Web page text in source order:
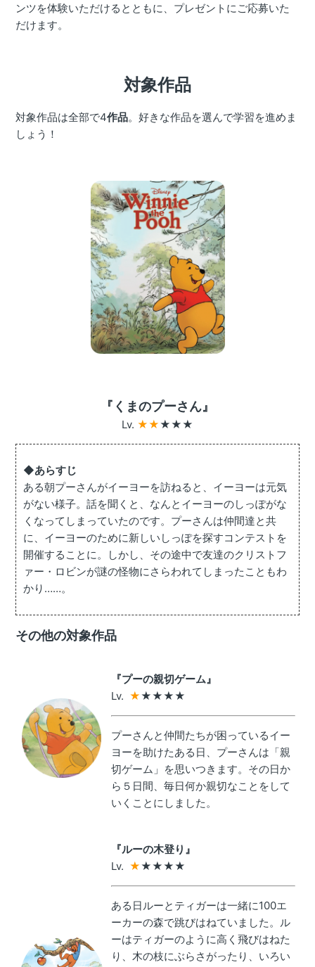
ンツを体験いただけるとともに、プレゼントにご応募いた
だけます。
対象作品
対象作品は全部で4作品。好きな作品を選んで学習を進めま
しょう！
『くまのプーさん』
Lv. ★★★★★
◆あらすじ
ある朝プーさんがイーヨーを訪ねると、イーヨーは元気
がない様子。話を聞くと、なんとイーヨーのしっぽがな
くなってしまっていたのです。プーさんは仲間達と共
に、イーヨーのために新しいしっぽを探すコンテストを
開催することに。しかし、その途中で友達のクリストフ
ァー・ロビンが謎の怪物にさらわれてしまったこともわ
かり……。
その他の対象作品
『プーの親切ゲーム』
Lv. ★★★★★
プーさんと仲間たちが困っているイー
ヨーを助けたある日、プーさんは「親
切ゲーム」を思いつきます。その日か
ら５日間、毎日何か親切なことをして
いくことにしました。
『ルーの木登り 』
Lv. ★★★★★
ある日ルーとティガーは一緒に100エ
ーカーの森で跳びはねていました。ル
ーはティガーのように高く飛びはねた
り、木の枝にぶらさがったり、いろい